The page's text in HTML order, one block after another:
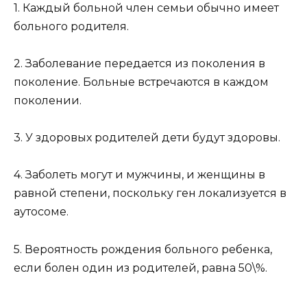
1. Каждый больной член семьи обычно имеет
больного родителя.
2. Заболевание передается из поколения в
поколение. Больные встречаются в каждом
поколении.
3. У здоровых родителей дети будут здоровы.
4. Заболеть могут и мужчины, и женщины в
равной степени, поскольку ген локализуется в
аутосоме.
5. Вероятность рождения больного ребенка,
если болен один из родителей, равна 50\%.